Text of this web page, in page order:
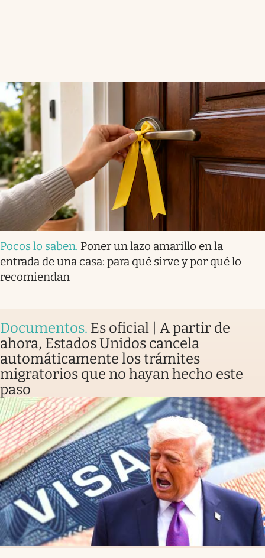
Pocos lo saben. Poner un lazo amarillo en la
entrada de una casa: para qué sirve y por qué lo
recomiendan
Documentos. Es oficial | A partir de
ahora, Estados Unidos cancela
automáticamente los trámites
migratorios que no hayan hecho este
paso